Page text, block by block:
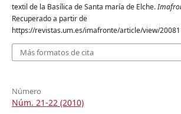
textil de la Basílica de Santa maría de Elche.
Recuperado a partir de
https://revistas.um.es/imafronte/article/view/
Más formatos de cita
Número
Núm. 21-22 (2010)